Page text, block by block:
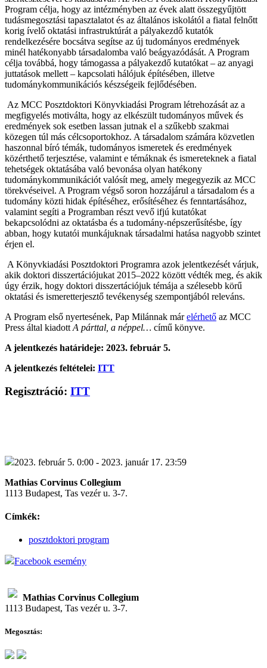
Program célja, hogy az intézményben az évek alatt összegyűjtött
tudásmegosztási tapasztalatot és az általános iskolától a fiatal felnőtt
korig ívelő oktatási infrastruktúrát a pályakezdő kutatók
rendelkezésére bocsátva segítse az új tudományos eredmények
minél hatékonyabb társadalomba való beágyazódását. A Program
célja továbbá, hogy támogassa a pályakezdő kutatókat – az anyagi
juttatások mellett – kapcsolati hálójuk építésében, illetve
tudománykommunikációs készségeik fejlődésében.
Az MCC Posztdoktori Könyvkiadási Program létrehozását az a
megfigyelés motiválta, hogy az elkészült tudományos művek és
eredmények sok esetben lassan jutnak el a szűkebb szakmai
közegen túl más célcsoportokhoz. A társadalom számára közvetlen
haszonnal bíró témák, tudományos ismeretek és eredmények
közérthető terjesztése, valamint e témáknak és ismereteknek a fiatal
tehetségek oktatásába való bevonása olyan hatékony
tudománykommunikációt valósít meg, amely megegyezik az MCC
törekvéseivel. A Program végső soron hozzájárul a társadalom és a
tudomány közti hidak építéséhez, erősítéséhez és fenntartásához,
valamint segíti a Programban részt vevő ifjú kutatókat
bekapcsolódni az oktatásba és a tudomány-népszerűsítésbe, így
abban, hogy kutatói munkájuknak társadalmi hatása nagyobb szintet
érjen el.
A Könyvkiadási Posztdoktori Programra azok jelentkezését várjuk,
akik doktori disszertációjukat 2015–2022 között védték meg, és akik
úgy érzik, hogy doktori disszertációjuk témája a szélesebb körű
oktatási és ismeretterjesztő tevékenység szempontjából releváns.
A Program első nyertesének, Pap Milánnak márelérhető az MCC
Press által kiadott A párttal, a néppel… című könyve.
A jelentkezés határideje: 2023. február 5.
A jelentkezés feltételei: ITT
Regisztráció: ITT
2023. február 5. 0:00 - 2023. január 17. 23:59
Mathias Corvinus Collegium
1113 Budapest, Tas vezér u. 3-7.
Címkék:
posztdoktori program
Facebook esemény
Mathias Corvinus Collegium
1113 Budapest, Tas vezér u. 3-7.
Megosztás: